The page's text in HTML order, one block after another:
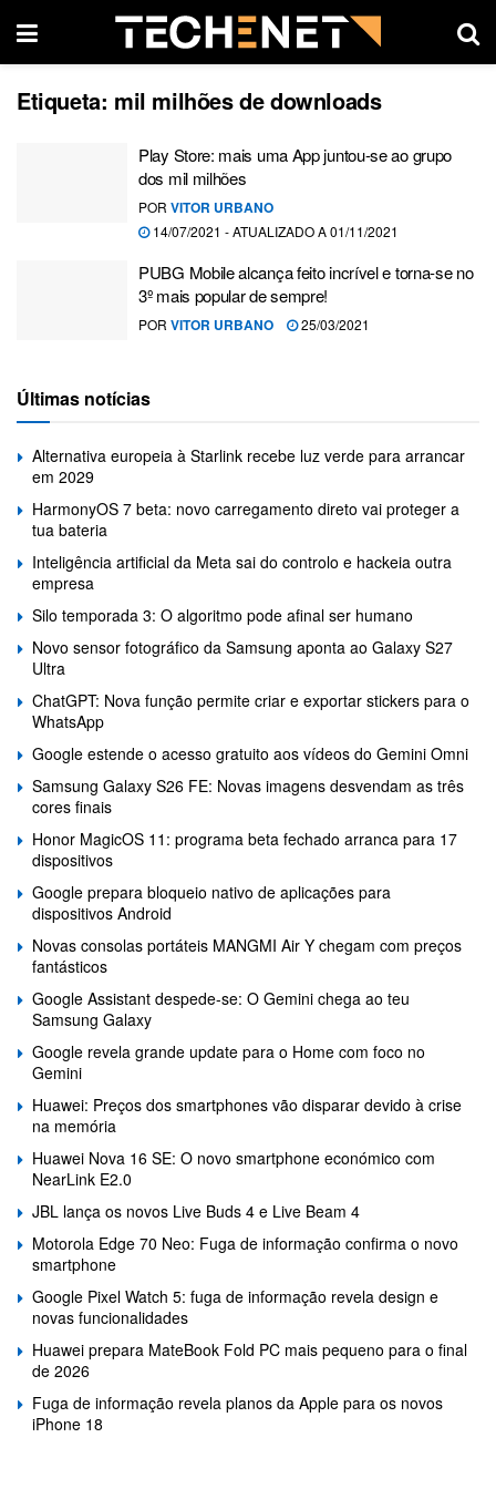
Etiqueta: mil milhões de downloads
Play Store: mais uma App juntou-se ao grupo
dos mil milhões
POR VITOR URBANO
14/07/2021 - ATUALIZADO A 01/11/2021
PUBG Mobile alcança feito incrível e torna-se no
3º mais popular de sempre!
POR VITOR URBANO 25/03/2021
Últimas notícias
Alternativa europeia à Starlink recebe luz verde para arrancar
em 2029
HarmonyOS 7 beta: novo carregamento direto vai proteger a
tua bateria
Inteligência artificial da Meta sai do controlo e hackeia outra
empresa
Silo temporada 3: O algoritmo pode afinal ser humano
Novo sensor fotográfico da Samsung aponta ao Galaxy S27
Ultra
ChatGPT: Nova função permite criar e exportar stickers para o
WhatsApp
Google estende o acesso gratuito aos vídeos do Gemini Omni
Samsung Galaxy S26 FE: Novas imagens desvendam as três
cores finais
Honor MagicOS 11: programa beta fechado arranca para 17
dispositivos
Google prepara bloqueio nativo de aplicações para
dispositivos Android
Novas consolas portáteis MANGMI Air Y chegam com preços
fantásticos
Google Assistant despede-se: O Gemini chega ao teu
Samsung Galaxy
Google revela grande update para o Home com foco no
Gemini
Huawei: Preços dos smartphones vão disparar devido à crise
na memória
Huawei Nova 16 SE: O novo smartphone económico com
NearLink E2.0
JBL lança os novos Live Buds 4 e Live Beam 4
Motorola Edge 70 Neo: Fuga de informação confirma o novo
smartphone
Google Pixel Watch 5: fuga de informação revela design e
novas funcionalidades
Huawei prepara MateBook Fold PC mais pequeno para o final
de 2026
Fuga de informação revela planos da Apple para os novos
iPhone 18